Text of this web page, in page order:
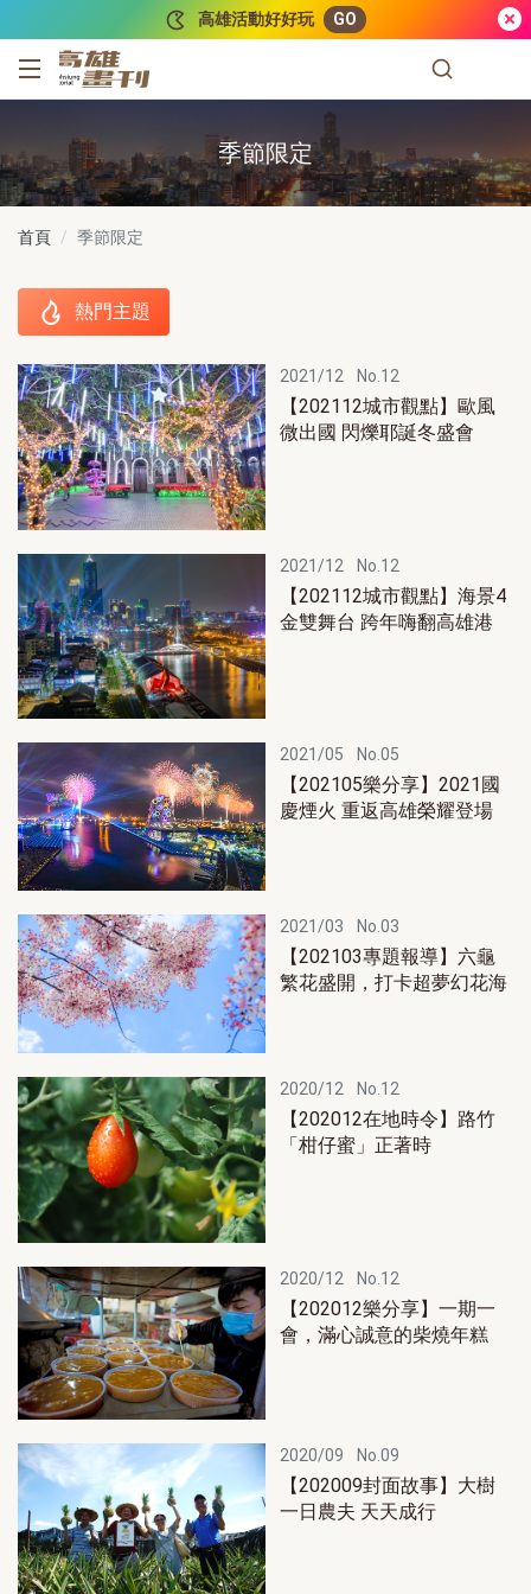
高雄活動好好玩 GO
高雄畫刊
季節限定
首頁 季節限定
熱門主題
2021/12 No.12
【202112城市觀點】歐風
微出國 閃爍耶誕冬盛會
2021/12 No.12
【202112城市觀點】海景4
金雙舞台 跨年嗨翻高雄港
2021/05 No.05
【202105樂分享】2021國
慶煙火 重返高雄榮耀登場
2021/03 No.03
【202103專題報導】六龜
繁花盛開，打卡超夢幻花海
2020/12 No.12
【202012在地時令】路竹
「柑仔蜜」正著時
2020/12 No.12
【202012樂分享】一期一
會，滿心誠意的柴燒年糕
2020/09 No.09
【202009封面故事】大樹
一日農夫 天天成行